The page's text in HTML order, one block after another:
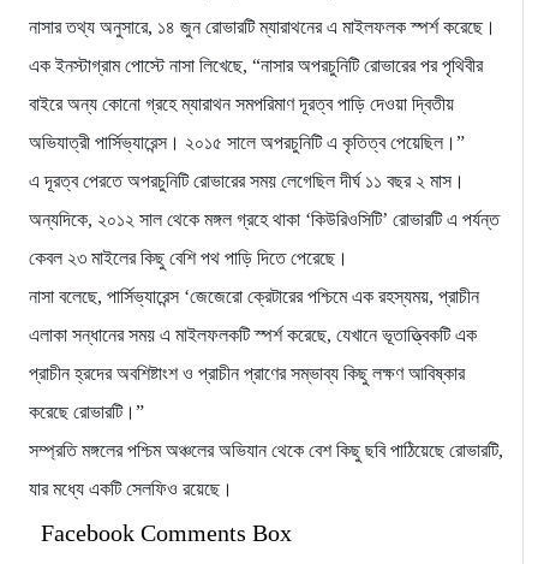
নাসার তথ্য অনুসারে, ১৪ জুন রোভারটি ম্যারাথনের এ মাইলফলক স্পর্শ করেছে।
এক ইনস্টাগ্রাম পোস্টে নাসা লিখেছে, “নাসার অপরচুনিটি রোভারের পর পৃথিবীর
বাইরে অন্য কোনো গ্রহে ম্যারাথন সমপরিমাণ দূরত্ব পাড়ি দেওয়া দ্বিতীয়
অভিযাত্রী পার্সিভ্যারেন্স। ২০১৫ সালে অপরচুনিটি এ কৃতিত্ব পেয়েছিল।”
এ দূরত্ব পেরতে অপরচুনিটি রোভারের সময় লেগেছিল দীর্ঘ ১১ বছর ২ মাস।
অন্যদিকে, ২০১২ সাল থেকে মঙ্গল গ্রহে থাকা ‘কিউরিওসিটি’ রোভারটি এ পর্যন্ত
কেবল ২৩ মাইলের কিছু বেশি পথ পাড়ি দিতে পেরেছে।
নাসা বলেছে, পার্সিভ্যারেন্স ‘জেজেরো ক্রেটারের পশ্চিমে এক রহস্যময়, প্রাচীন
এলাকা সন্ধানের সময় এ মাইলফলকটি স্পর্শ করেছে, যেখানে ভূতাত্ত্বিকটি এক
প্রাচীন হ্রদের অবশিষ্টাংশ ও প্রাচীন প্রাণের সম্ভাব্য কিছু লক্ষণ আবিষ্কার
করেছে রোভারটি।”
সম্প্রতি মঙ্গলের পশ্চিম অঞ্চলের অভিযান থেকে বেশ কিছু ছবি পাঠিয়েছে রোভারটি,
যার মধ্যে একটি সেলফিও রয়েছে।
Facebook Comments Box